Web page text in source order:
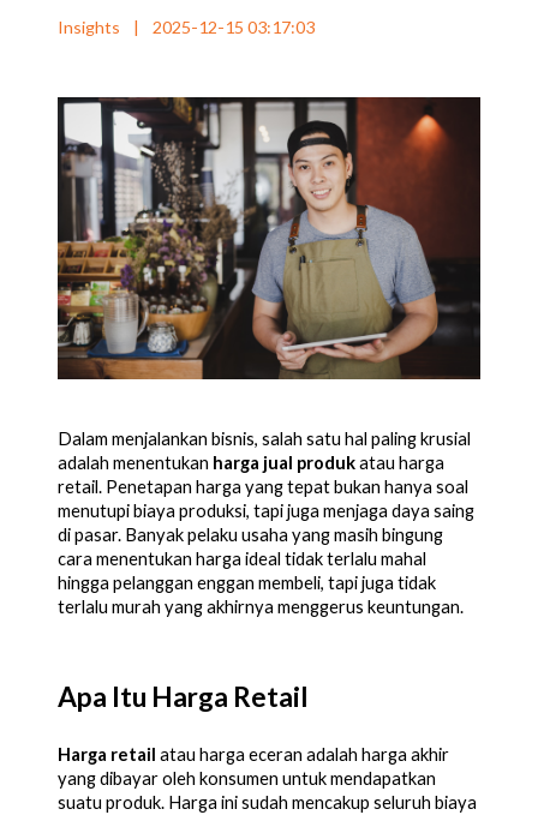
Insights | 2025-12-15 03:17:03
Dalam menjalankan bisnis, salah satu hal paling krusial
adalah menentukan harga jual produkatau harga
retail. Penetapan harga yang tepat bukan hanya soal
menutupi biaya produksi, tapi juga menjaga daya saing
di pasar. Banyak pelaku usaha yang masih bingung
cara menentukan harga ideal tidak terlalu mahal
hingga pelanggan enggan membeli, tapi juga tidak
terlalu murah yang akhirnya menggerus keuntungan.
Apa Itu Harga Retail
Harga retail atau harga eceran adalah harga akhir
yang dibayar oleh konsumen untuk mendapatkan
suatu produk. Harga ini sudah mencakup seluruh biaya